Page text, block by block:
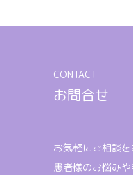
CONTACT
お問合せ
お気軽にご相談を
患者様のお悩み